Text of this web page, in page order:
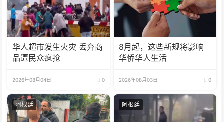
华人超市发生火灾 丢弃商
品遭民众疯抢
2026年08月04日 0
8月起，这些新规将影响
华侨华人生活
2026年08月03日 0
阿根廷 阿根廷